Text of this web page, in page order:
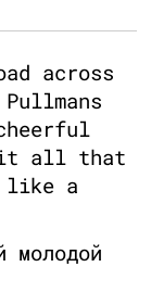
across
it all that
like a
молодой